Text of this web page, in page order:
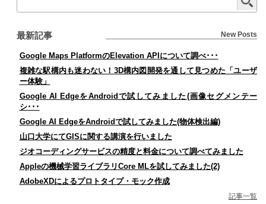
最新記事 New Posts
Google Maps PlatformのElevation APIについて調べ･･･
複雑な駅構内も迷わない！3D構内図開発を通して見つめた「ユーザ
ー体験」
Google AI EdgeをAndroidで試してみました(画像セグメンテー
シ･･･
Google AI EdgeをAndroidで試してみました(物体検出編)
山口大学にてGISに関する講演を行いました
ジオコーディングサービスの精度と料金について調べてみました
Appleの機械学習ライブラリCore MLを試してみました(2)
AdobeXDによるプロトタイプ・モック作成
記事一覧